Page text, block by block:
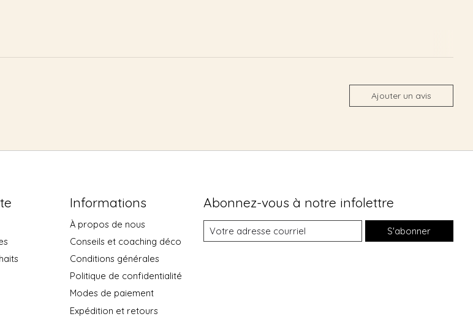
Ajouter un avis
Informations
À propos de nous
Conseils et coaching déco
Conditions générales
Politique de confidentialité
Modes de paiement
Expédition et retours
Abonnez-vous à notre infolettre
S'abonner